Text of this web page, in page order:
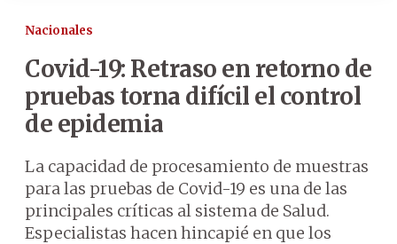
Nacionales
Covid-19: Retraso en retorno de
pruebas torna difícil el control
de epidemia
La capacidad de procesamiento de muestras
para las pruebas de Covid-19 es una de las
principales críticas al sistema de Salud.
Especialistas hacen hincapié en que los